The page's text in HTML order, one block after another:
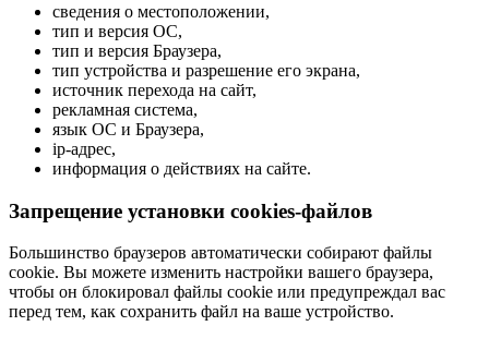
сведения о местоположении,
тип и версия ОС,
тип и версия Браузера,
тип устройства и разрешение его экрана,
источник перехода на сайт,
рекламная система,
язык ОС и Браузера,
ip-адрес,
информация о действиях на сайте.
Запрещение установки cookies-файлов
Большинство браузеров автоматически собирают файлы
cookie. Вы можете изменить настройки вашего браузера,
чтобы он блокировал файлы cookie или предупреждал вас
перед тем, как сохранить файл на ваше устройство.